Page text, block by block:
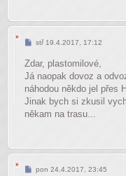
Příspěvek
stř 19.4.2017, 17:12
Zdar, plastomilové,
Já naopak dovoz a
náhodou někdo jel přes
Jinak bych si zkusil
někam na trasu...
Příspěvek
pon 24.4.2017, 23:45